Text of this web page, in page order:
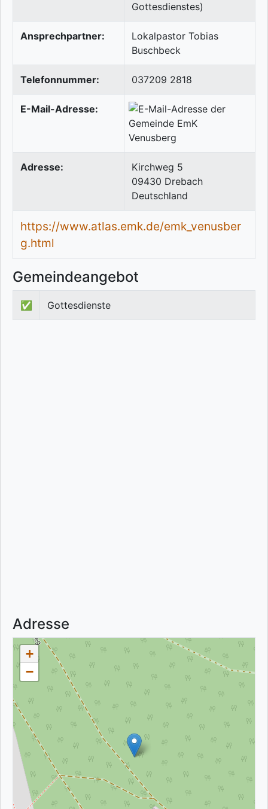
Gottesdienstes)
Ansprechpartner:
Lokalpastor Tobias
Buschbeck
Telefonnummer: 037209 2818
E-Mail-Adresse:
Adresse:
Kirchweg 5
09430 Drebach
Deutschland
https://www.atlas.emk.de/emk_venusber
g.html
Gemeindeangebot
✅ Gottesdienste
Adresse
+
−